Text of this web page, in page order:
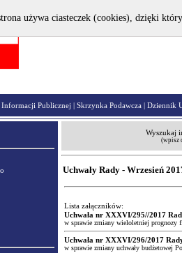
Publicznej | Skrzynka Podawcza | Dziennik
Wyszukaj
(wpisz
Uchwały Rady - Wrzesień
Lista załączników:
Uchwała nr XXXVI/295//2017
w sprawie zmiany wieloletniej prognozy
Uchwała nr XXXVI/296/2017
w sprawie zmiany uchwały budżetowej
używa ciasteczek (cookies), dzięki